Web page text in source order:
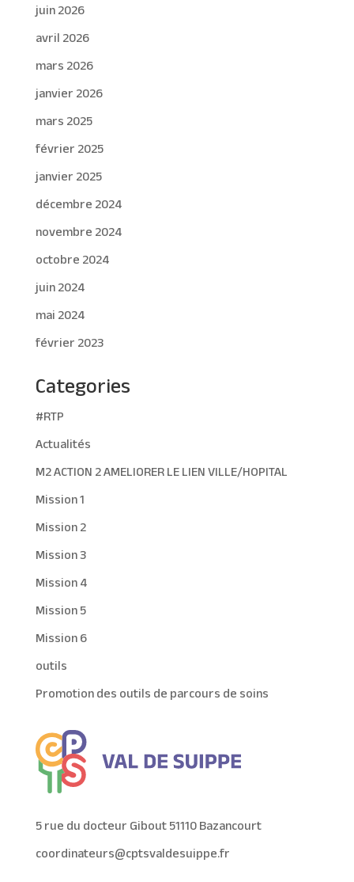
juin 2026
avril 2026
mars 2026
janvier 2026
mars 2025
février 2025
janvier 2025
décembre 2024
novembre 2024
octobre 2024
juin 2024
mai 2024
février 2023
Categories
#RTP
Actualités
M2 ACTION 2 AMELIORER LE LIEN VILLE/HOPITAL
Mission 1
Mission 2
Mission 3
Mission 4
Mission 5
Mission 6
outils
Promotion des outils de parcours de soins
5 rue du docteur Gibout 51110 Bazancourt
coordinateurs@cptsvaldesuippe.fr